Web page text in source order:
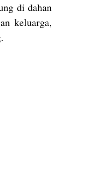
di dahan
keluarga,